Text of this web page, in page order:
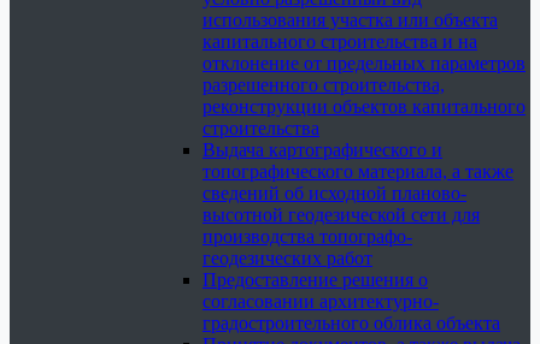
использования участка или объекта
капитального строительства и на
отклонение от предельных параметров
разрешенного строительства,
реконструкции объектов капитального
строительства
Выдача картографического и
топографического материала, а также
сведений об исходной планово-
высотной геодезической сети для
производства топографо-
геодезических работ
Предоставление решения о
согласовании архитектурно-
градостроительного облика объекта